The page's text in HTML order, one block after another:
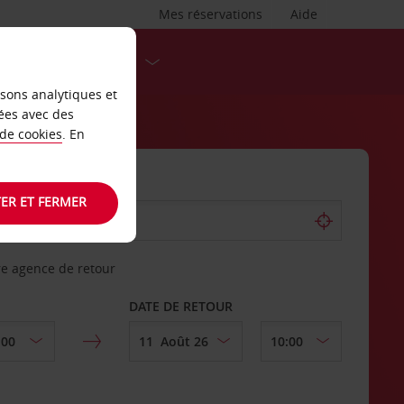
Aide
Mes réservations
agence de retour
DATE DE RETOUR
analytiques et
avec des
cookies. En
ET FERMER